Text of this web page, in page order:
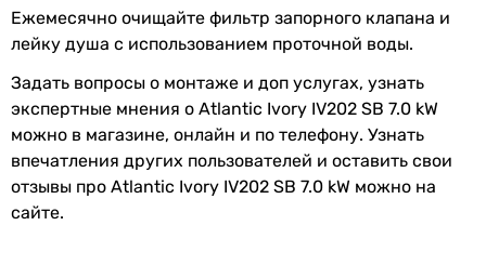
Подключение
холодной воды
1/2 ″
Подключение
горячей воды
1/2 ″
Материал ТЭНа медь
Производство
Ежемесячно очищайте фильтр запорного клапана и
лейку душа с использованием проточной воды.
Задать вопросы о монтаже и доп услугах, узнать
экспертные мнения о Atlantic Ivory IV202 SB 7.0 kW
можно в магазине, онлайн и по телефону. Узнать
впечатления других пользователей и оставить свои
отзывы про Atlantic Ivory IV202 SB 7.0 kW можно на
сайте.